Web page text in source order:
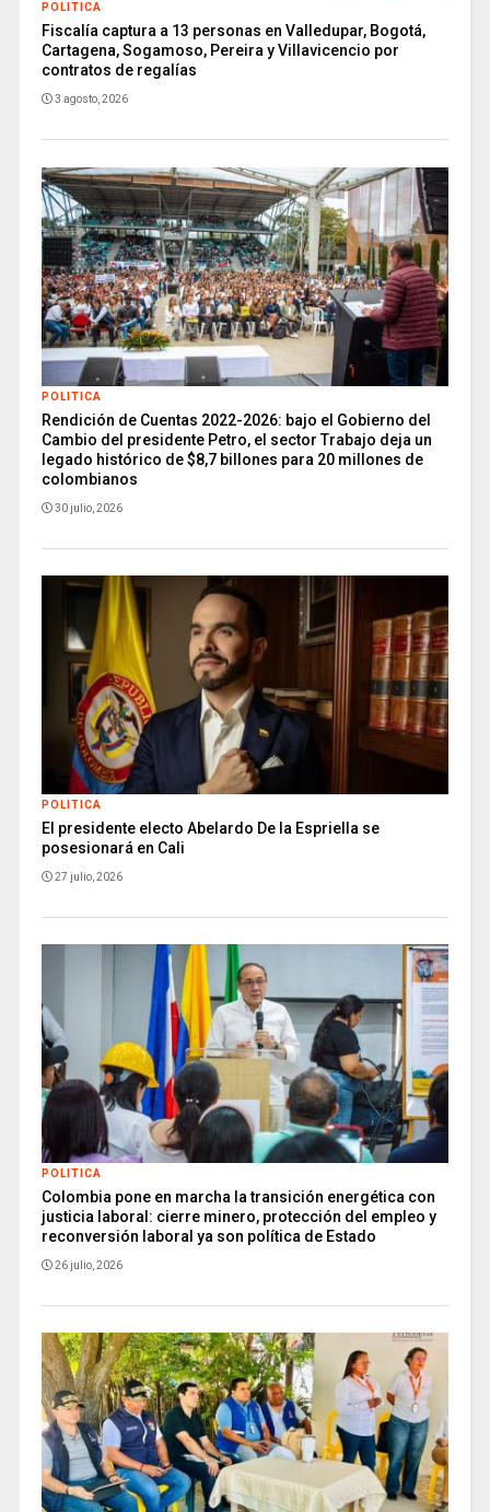
POLITICA
Fiscalía captura a 13 personas en Valledupar, Bogotá,
Cartagena, Sogamoso, Pereira y Villavicencio por
contratos de regalías
3 agosto, 2026
POLITICA
Rendición de Cuentas 2022-2026: bajo el Gobierno del
Cambio del presidente Petro, el sector Trabajo deja un
legado histórico de $8,7 billones para 20 millones de
colombianos
30 julio, 2026
POLITICA
El presidente electo Abelardo De la Espriella se
posesionará en Cali
27 julio, 2026
POLITICA
Colombia pone en marcha la transición energética con
justicia laboral: cierre minero, protección del empleo y
reconversión laboral ya son política de Estado
26 julio, 2026